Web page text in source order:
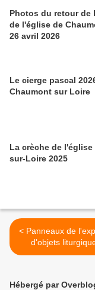
Photos du retour de la 3ème cloche
de l'église de
26 avril 2026
Le cierge pascal
Chaumont sur Loire
La crèche de
sur-Loire 2025
< Panneaux de l'exposition
d'objets
Chaumont le 14
Hébergé par